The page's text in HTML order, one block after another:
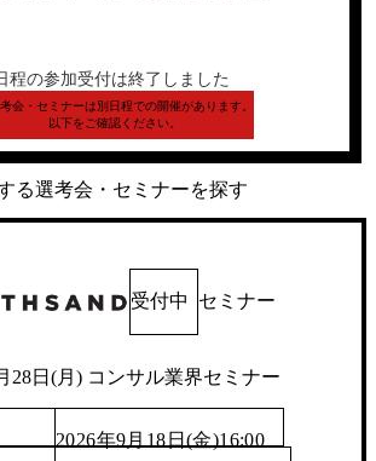
程の参加受付は終了しました
会・セミナーは別日程での開催があります。
以下をご確認ください。
る選考会・セミナーを探す
受付中 セミナー
28日(月) コンサル業界セミナー
2026年9月18日(金)16:00